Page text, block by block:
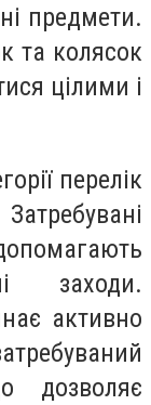
предмети.
та колясок
цілими і
перелік
заходи.
активно
дозволяє